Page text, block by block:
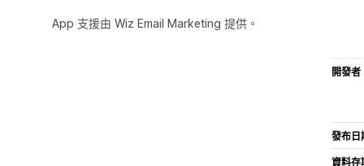
App 支援由 Wiz Email Marketing 提供。
開發者
發布日
資料存